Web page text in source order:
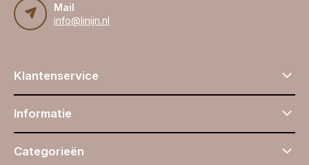
Mail
info@linijn.nl
Klantenservice
Informatie
Categorieën